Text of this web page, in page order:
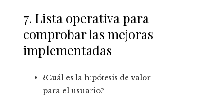
7. Lista operativa para
comprobar las mejoras
implementadas
¿Cuál es la hipótesis de valor
para el usuario?